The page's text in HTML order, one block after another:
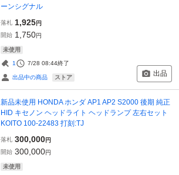
ーンシグナル
落札 1,925円
開始 1,750円
未使用
1 7/28 08:44終了
出品中の商品 ストア 出品
新品未使用 HONDA ホンダ AP1 AP2 S2000 後期 純正
HID キセノン ヘッドライト ヘッドランプ 左右セット
KOITO 100-22483 打刻:TJ
落札 300,000円
開始 300,000円
未使用